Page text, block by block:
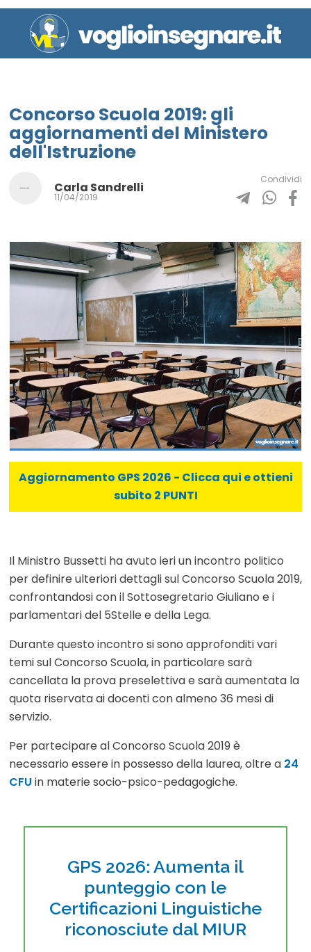
Concorso Scuola 2019: gli
aggiornamenti del Ministero
dell'Istruzione
Carla Sandrelli
11/04/2019
Condividi
Aggiornamento GPS 2026 - Clicca qui e ottieni
subito 2 PUNTI
Il Ministro Bussetti ha avuto ieri un incontro politico
per definire ulteriori dettagli sul Concorso Scuola 2019,
confrontandosi con il Sottosegretario Giuliano e i
parlamentari del 5Stelle e della Lega.
Durante questo incontro si sono approfonditi vari
temi sul Concorso Scuola, in particolare sarà
cancellata la prova preselettiva e sarà aumentata la
quota riservata ai docenti con almeno 36 mesi di
servizio.
Per partecipare al Concorso Scuola 2019 è
necessario essere in possesso della laurea, oltre a 24
CFU in materie socio-psico-pedagogiche.
GPS 2026: Aumenta il
punteggio con le
Certificazioni Linguistiche
riconosciute dal MIUR